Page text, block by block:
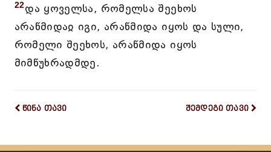
22და ყოველსა, რომელსა შეეხოს
არაწმიდაჲ იგი, არაწმიდა იყოს და სული,
რომელი შეეხოს, არაწმიდა იყოს
მიმწუხრადმდე.
წინა თავი შემდეგი თავი